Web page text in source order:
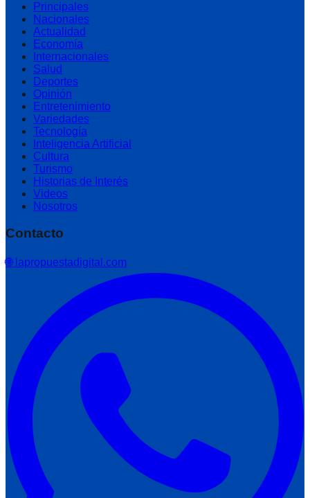
Principales
Nacionales
Actualidad
Economía
Internacionales
Salud
Deportes
Opinión
Entretenimiento
Variedades
Tecnología
Inteligencia Artificial
Cultura
Turismo
Historias de Interés
Videos
Nosotros
Contacto
🌐 lapropuestadigital.com